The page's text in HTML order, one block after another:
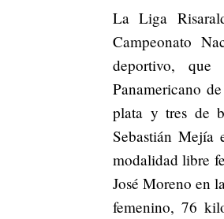
La Liga
Campeonato
deportivo, que
Panamericano
plata y tres de
Sebastián Mejía
modalidad libre
José Moreno en
femenino, 76